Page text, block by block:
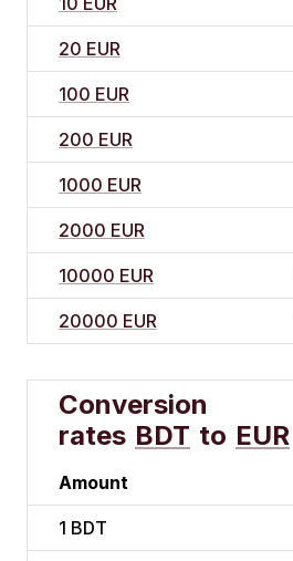
20 EUR
100 EUR
200 EUR
1000 EUR
2000 EUR
10000 EUR
20000 EUR
Conversion
rates BDT to EUR
Amount
1 BDT